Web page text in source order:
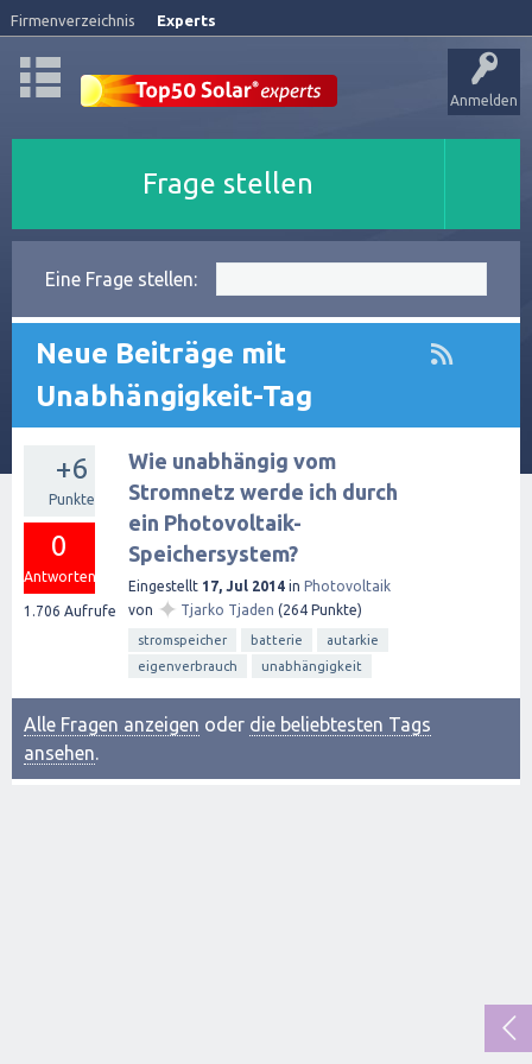
Firmenverzeichnis Experts
Anmelden
Frage stellen
Eine Frage stellen:
Neue Beiträge mit
Unabhängigkeit-Tag
+6
Punkte
0
Antworten
1.706 Aufrufe
Wie unabhängig vom
Stromnetz werde ich durch
ein Photovoltaik-
Speichersystem?
Eingestellt 17, Jul 2014 in Photovoltaik
von ✦ Tjarko Tjaden (264 Punkte)
stromspeicher batterie
autarkie
eigenverbrauch
unabhängigkeit
Alle Fragen anzeigen oder die beliebtesten Tags
ansehen.